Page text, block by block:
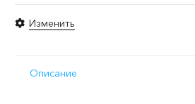
Изменить
Описание